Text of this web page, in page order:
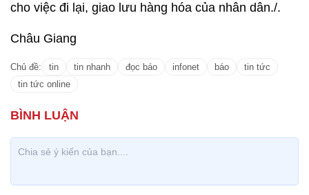
cho việc đi lại, giao lưu hàng hóa của nhân dân./.
Châu Giang
Chủ đề: tin tin nhanh đọc báo infonet báo
tin tức
tin tức online